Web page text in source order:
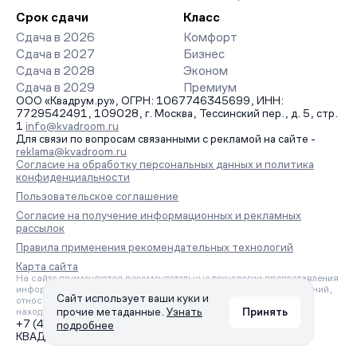
Срок сдачи
Сдача в 2026
Сдача в 2027
Сдача в 2028
Сдача в 2029
Класс
Комфорт
Бизнес
Эконом
Премиум
ООО «Квадрум.ру», ОГРН: 1067746345699, ИНН:
7729542491, 109028, г. Москва, Тессинский пер., д. 5, стр.
1 info@kvadroom.ru
Для связи по вопросам связанными с рекламой на сайте -
reklama@kvadroom.ru
Согласие на обработку персональных данных и политика
конфиденциальности
Пользовательское соглашение
Согласие на получение информационных и рекламных
рассылок
Правила применения рекомендательных технологий
Карта сайта
На сайте применяются рекомендательные технологии предоставления
информации на основе сбора, систематизации и анализа сведений,
относящихся к предпочтениям пользователей сети «Интернет»,
находящихся на территории Российской Федерации.
+7 (495) 157-88-80
КВАДРУМ © 2006 – 2026. Все права защищены.
Сайт использует ваши куки и
прочие метаданные. Узнать
подробнее
Принять